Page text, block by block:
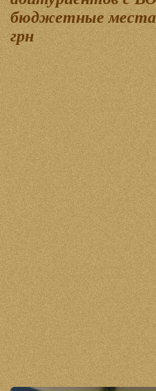
бюджетные места
грн